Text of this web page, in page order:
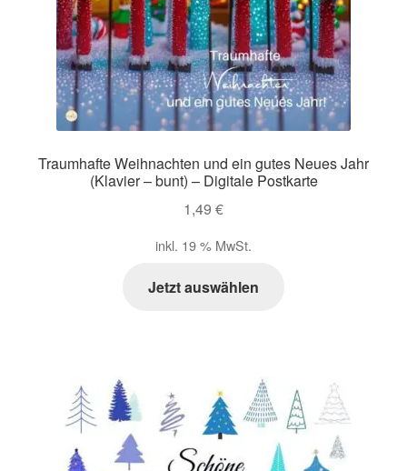
Traumhafte Weihnachten und ein gutes Neues Jahr
(Klavier – bunt) – Digitale Postkarte
1,49 €
inkl. 19 % MwSt.
Jetzt auswählen